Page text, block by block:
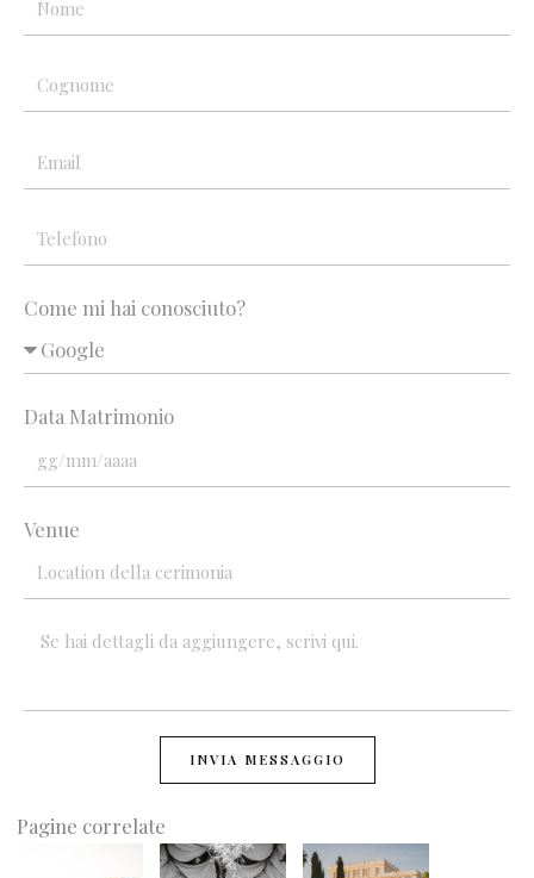
Come mi hai conosciuto?
Data Matrimonio
Venue
INVIA MESSAGGIO
Pagine correlate